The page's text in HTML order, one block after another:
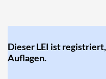
Dieser LEI ist
Auflagen.